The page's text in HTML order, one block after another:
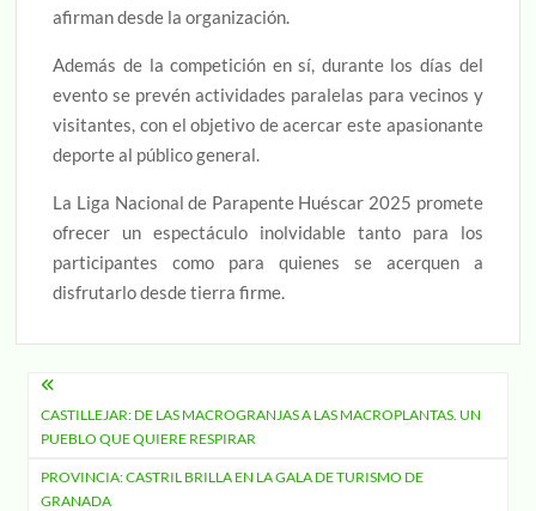
afirman desde la organización.
Además de la competición en sí, durante los días del
evento se prevén actividades paralelas para vecinos y
visitantes, con el objetivo de acercar este apasionante
deporte al público general.
La Liga Nacional de Parapente Huéscar 2025 promete
ofrecer un espectáculo inolvidable tanto para los
participantes como para quienes se acerquen a
disfrutarlo desde tierra firme.
Navegación
de
entradas
CASTILLEJAR: DE LAS MACROGRANJAS A LAS MACROPLANTAS. UN
PUEBLO QUE QUIERE RESPIRAR
PROVINCIA: CASTRIL BRILLA EN LA GALA DE TURISMO DE
GRANADA